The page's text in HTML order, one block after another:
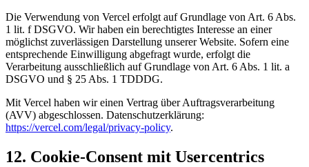
Die Verwendung von Vercel erfolgt auf Grundlage von Art. 6 Abs.
1 lit. f DSGVO. Wir haben ein berechtigtes Interesse an einer
möglichst zuverlässigen Darstellung unserer Website. Sofern eine
entsprechende Einwilligung abgefragt wurde, erfolgt die
Verarbeitung ausschließlich auf Grundlage von Art. 6 Abs. 1 lit. a
DSGVO und § 25 Abs. 1 TDDDG.
Mit Vercel haben wir einen Vertrag über Auftragsverarbeitung
(AVV) abgeschlossen. Datenschutzerklärung:
https://vercel.com/legal/privacy-policy.
12. Cookie-Consent mit Usercentrics